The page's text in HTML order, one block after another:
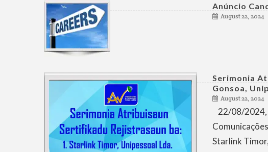
Anúncio
August 22, 2024
Serimonia
Gonsoa,
August 22, 2024
22/08/2024,
Starlink